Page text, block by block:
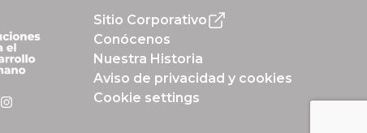
Sitio Corporativo
Conócenos
Nuestra Historia
Aviso de privacidad y cookies
Cookie settings